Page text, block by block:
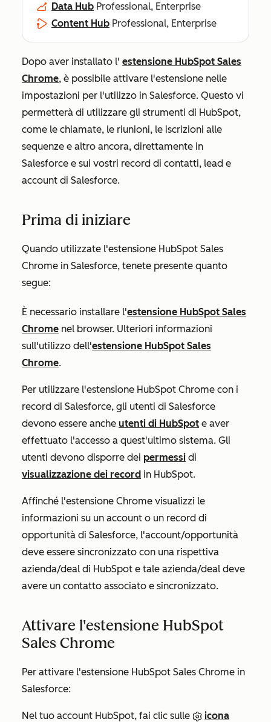
Data Hub Professional, Enterprise
Content Hub Professional, Enterprise
Dopo aver installato l' estensione HubSpot Sales
Chrome, è possibile attivare l'estensione nelle
impostazioni per l'utilizzo in Salesforce. Questo vi
permetterà di utilizzare gli strumenti di HubSpot,
come le chiamate, le riunioni, le iscrizioni alle
sequenze e altro ancora, direttamente in
Salesforce e sui vostri record di contatti, lead e
account di Salesforce.
Prima di iniziare
Quando utilizzate l'estensione HubSpot Sales
Chrome in Salesforce, tenete presente quanto
segue:
È necessario installare l'estensione HubSpot Sales
Chrome nel browser. Ulteriori informazioni
sull'utilizzo dell'estensione HubSpot Sales
Chrome.
Per utilizzare l'estensione HubSpot Chrome con i
record di Salesforce, gli utenti di Salesforce
devono essere anche utenti di HubSpot e aver
effettuato l'accesso a quest'ultimo sistema. Gli
utenti devono disporre dei permessi di
visualizzazione dei record in HubSpot.
Affinché l'estensione Chrome visualizzi le
informazioni su un account o un record di
opportunità di Salesforce, l'account/opportunità
deve essere sincronizzato con una rispettiva
azienda/deal di HubSpot e tale azienda/deal deve
avere un contatto associato e sincronizzato.
Attivare l'estensione HubSpot
Sales Chrome
Per attivare l'estensione HubSpot Sales Chrome in
Salesforce:
Nel tuo account HubSpot, fai clic sulle
icona